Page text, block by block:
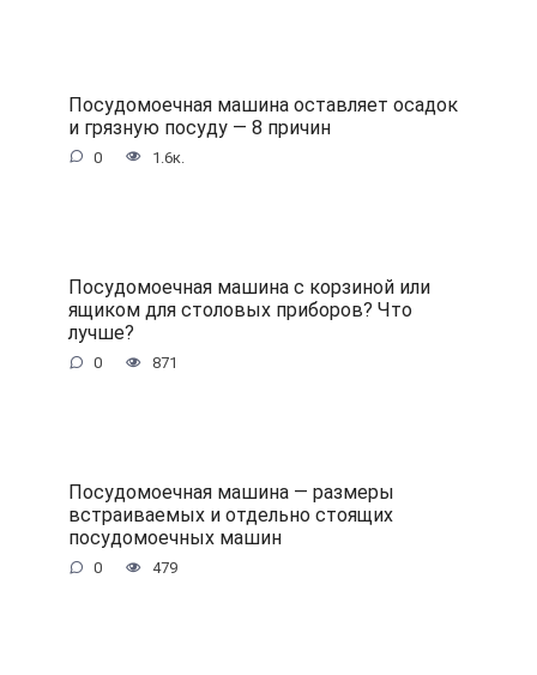
Посудомоечная машина оставляет осадок
и грязную посуду — 8 причин
0 1.6к.
Посудомоечная машина с корзиной или
ящиком для столовых приборов? Что
лучше?
0 871
Посудомоечная машина — размеры
встраиваемых и отдельно стоящих
посудомоечных машин
0 479